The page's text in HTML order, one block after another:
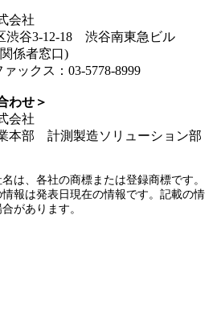
会社
渋谷3-12-18 渋谷南東急ビル
係者窓口)
ックス：03-5778-8999
わせ＞
会社
本部 計測製造ソリューション部
は、各社の商標または登録商標です。
報は発表日現在の情報です。記載の情
があります。